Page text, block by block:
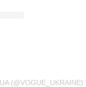
(@VOGUE_UKRAINE)